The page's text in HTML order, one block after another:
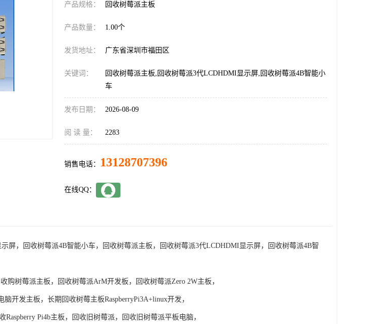
产品规格： 回收树莓派主板
产品数量： 1.00个
发货地址： 广东省深圳市福田区
关键词：
回收树莓派主板,回收树莓派3代LCDHDMI显示屏,回收树莓派4B智能小
车
发布日期： 2026-08-09
阅 读 量： 2283
销售电话： 13128707396
在线QQ：
屏，回收树莓派4B智能小车， 回收树莓派主板，回收树莓派3代LCDHDMI显示屏，回收树莓派4B智
购树莓派主板，回收树莓派ArM开发板，回收树莓派Zero 2W主板，
开发主板，长期回收树莓主板RaspberryPi3A+linux开发，
Pi4b主板，回收旧树莓派，回收旧树莓派平板电脑，